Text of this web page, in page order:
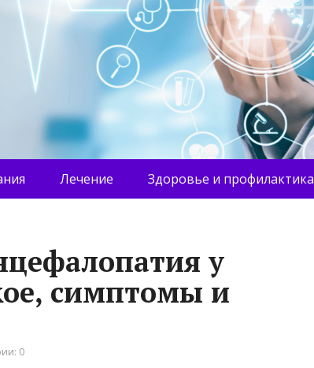
Лечение Здоровье и профилактика
у
симптомы и
0